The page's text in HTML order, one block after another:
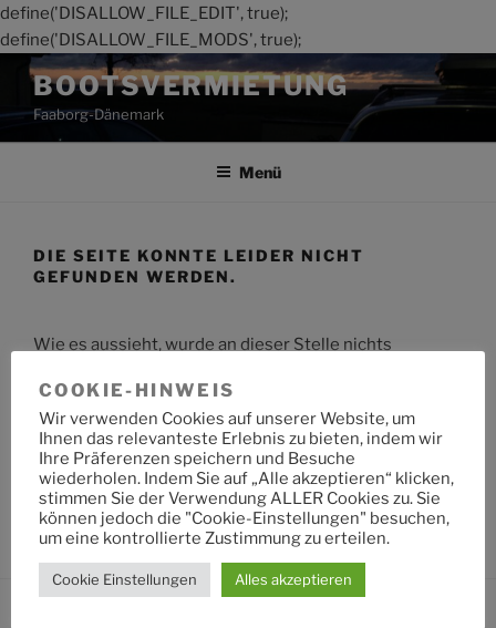
define('DISALLOW_FILE_EDIT', true);
define('DISALLOW_FILE_MODS', true);
Zum
Inhalt
springen
BOOTSVERMIETUNG
Faaborg-Dänemark
Menü
DIE SEITE KONNTE LEIDER NICHT
GEFUNDEN WERDEN.
Wie es aussieht, wurde an dieser Stelle nichts
Suche
nach:
COOKIE-HINWEIS
Wir verwenden Cookies auf unserer Website, um
Ihnen das relevanteste Erlebnis zu bieten, indem wir
Ihre Präferenzen speichern und Besuche
wiederholen. Indem Sie auf „Alle akzeptieren“ klicken,
stimmen Sie der Verwendung ALLER Cookies zu. Sie
können jedoch die "Cookie-Einstellungen" besuchen,
um eine kontrollierte Zustimmung zu erteilen.
Cookie Einstellungen Alles akzeptieren